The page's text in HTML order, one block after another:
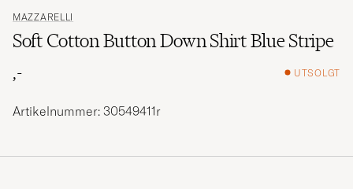
MAZZARELLI
Soft Cotton Button Down Shirt Blue Stripe
,-
UTSOLGT
Artikelnummer: 30549411r